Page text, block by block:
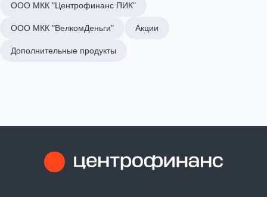
ООО МКК "Центрофинанс ПИК"
ООО МКК "ВелкомДеньги" Акции
Дополнительные продукты
сайта,
согласие
обработку